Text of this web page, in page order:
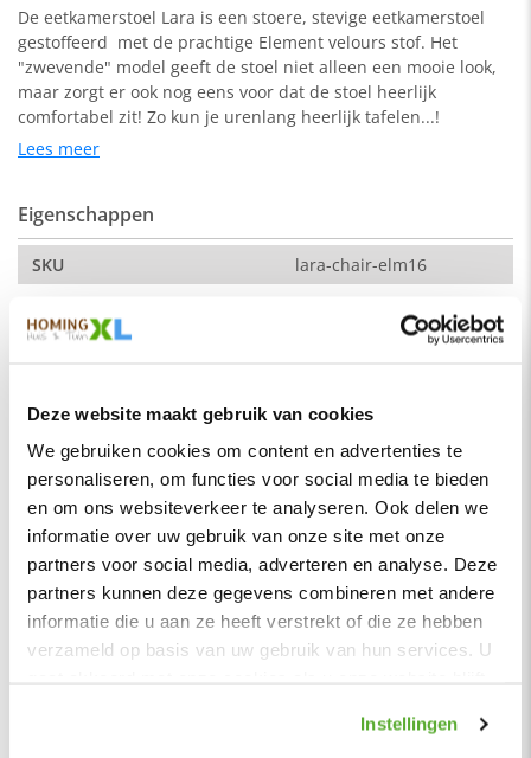
Deze website maakt gebruik van cookies
We gebruiken cookies om content en advertenties te
personaliseren, om functies voor social media te bieden
en om ons websiteverkeer te analyseren. Ook delen we
informatie over uw gebruik van onze site met onze
partners voor social media, adverteren en analyse. Deze
partners kunnen deze gegevens combineren met andere
informatie die u aan ze heeft verstrekt of die ze hebben
verzameld op basis van uw gebruik van hun services. U
Instellingen
De eetkamerstoel Lara is een stoere, stevige eetkamerstoel
gestoffeerd met de prachtige Element velours stof. Het
"zwevende" model geeft de stoel niet alleen een mooie look,
maar zorgt er ook nog eens voor dat de stoel heerlijk
comfortabel zit! Zo kun je urenlang heerlijk tafelen...!
bij de eetkamerbanken met de velours Element stof. De Lara
stoel wordt geleverd met zwart gepoedercoat metalen poten.
De verschillende kleuren zijn ook uitstekend met elkaar te
combineren. De stoel is ook leverbaar met armleuningen.
Vraag dan een stukje van de stof op via de knop "kleurstaal
Afmetingen:
50 x 60 x 87 (b x d x h)
Zitdiepte: 44 cm
Zithoogte: 50 cm
Breedte zitting: 45 cm
Maximale draagkracht: 120 kg
Element stof is een velours stofsoort met een zachte
Lees meer
Eigenschappen
SKU
lara-chair-elm16
Merk
Vorm
Buizenframe
Serie
Lara
Kleur
Blauw licht
Materiaal
Stof
Zitbreedte
55 cm
Zitdiepte
44 cm
Zithoogte
50 cm